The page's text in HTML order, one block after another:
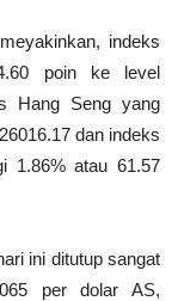
indeks
poin ke level
Hang Seng yang
dan indeks
1.86% atau 61.57
ini ditutup sangat
per dolar AS,